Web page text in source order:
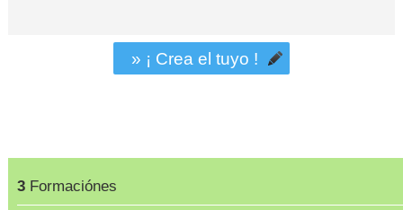
3Formaciónes
» ¡ Crea el tuyo !